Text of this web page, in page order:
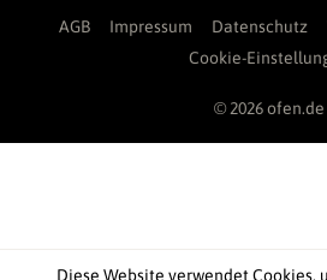
AGB Impressum Datenschutz
Cookie-
© 2026 ofen.de
Diese Website verwendet Cookies,